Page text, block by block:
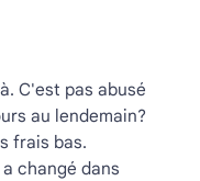
C'est pas abusé
au lendemain?
frais bas.
changé dans